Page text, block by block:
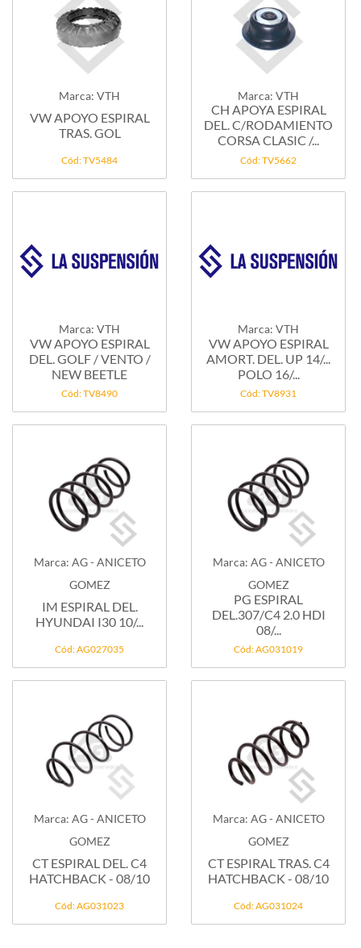
Marca: VTH
VW APOYO ESPIRAL
TRAS. GOL
Cód: TV5484
Marca: VTH
CH APOYA ESPIRAL
DEL. C/RODAMIENTO
CORSA CLASIC /...
Cód: TV5662
Marca: VTH
VW APOYO ESPIRAL
DEL. GOLF / VENTO /
NEW BEETLE
Cód: TV8490
Marca: VTH
VW APOYO ESPIRAL
AMORT. DEL. UP 14/...
POLO 16/...
Cód: TV8931
Marca: AG - ANICETO
GOMEZ
IM ESPIRAL DEL.
HYUNDAI I30 10/...
Cód: AG027035
Marca: AG - ANICETO
GOMEZ
PG ESPIRAL
DEL.307/C4 2.0 HDI
08/...
Cód: AG031019
Marca: AG - ANICETO
GOMEZ
CT ESPIRAL DEL. C4
HATCHBACK - 08/10
Cód: AG031023
Marca: AG - ANICETO
GOMEZ
CT ESPIRAL TRAS. C4
HATCHBACK - 08/10
Cód: AG031024